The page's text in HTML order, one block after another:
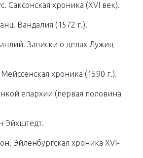
Саксонская хроника (XVI век).
Вандалия (1572 г.).
Записки о делах Лужиц
хроника (1590 г.).
епархии (первая половина
Эйхштедт.
Эйленбургская хроника XVI-